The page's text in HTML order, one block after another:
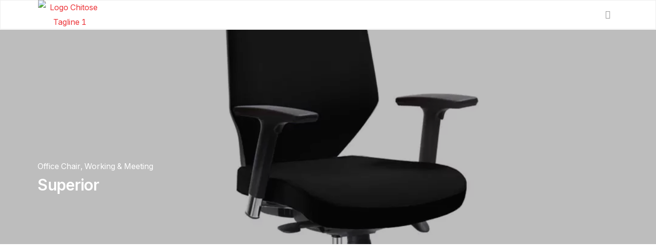
Office Chair,Working & Meeting
Superior